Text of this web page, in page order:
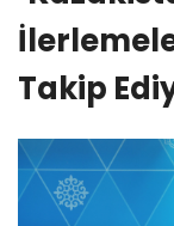
Takip